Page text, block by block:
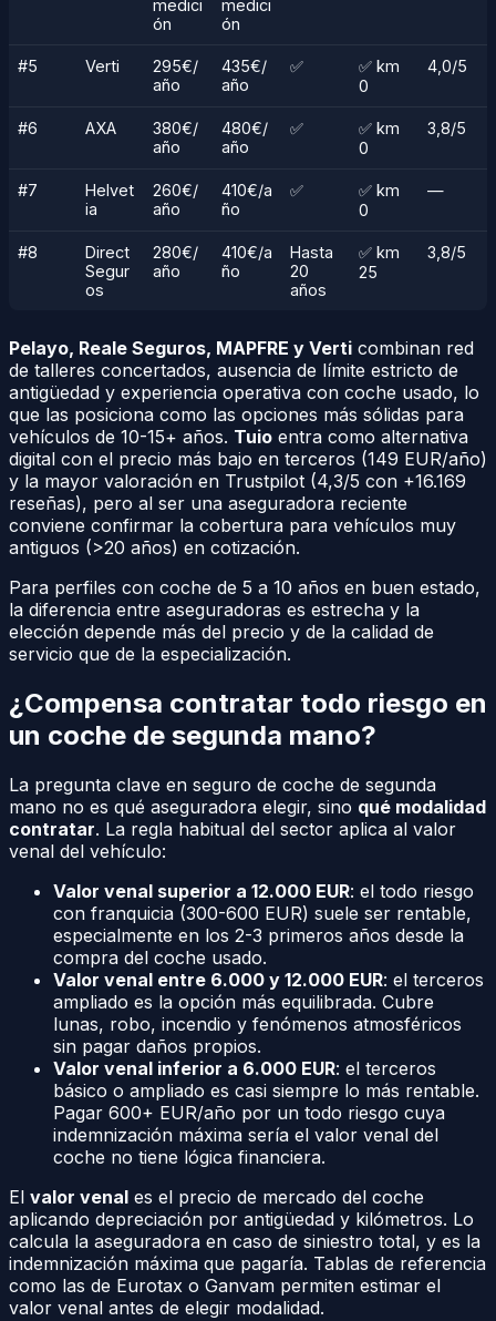
medici
ón
medici
ón
#5 Verti
295€/
año
435€/
año
✅
✅ km
0
4,0/5
#6 AXA
380€/
año
480€/
año
✅
✅ km
0
3,8/5
#7
Helvet
ia
260€/
año
410€/a
ño
✅
✅ km
0
—
#8
Direct
Segur
os
280€/
año
410€/a
ño
Hasta
20
años
✅ km
25
3,8/5
Pelayo, Reale Seguros, MAPFRE y Verti combinan red
de talleres concertados, ausencia de límite estricto de
antigüedad y experiencia operativa con coche usado, lo
que las posiciona como las opciones más sólidas para
vehículos de 10-15+ años. Tuio entra como alternativa
digital con el precio más bajo en terceros (149 EUR/año)
y la mayor valoración en Trustpilot (4,3/5 con +16.169
reseñas), pero al ser una aseguradora reciente
conviene confirmar la cobertura para vehículos muy
antiguos (>20 años) en cotización.
Para perfiles con coche de 5 a 10 años en buen estado,
la diferencia entre aseguradoras es estrecha y la
elección depende más del precio y de la calidad de
servicio que de la especialización.
¿Compensa contratar todo riesgo en
un coche de segunda mano?
La pregunta clave en seguro de coche de segunda
mano no es qué aseguradora elegir, sino qué modalidad
contratar. La regla habitual del sector aplica al valor
venal del vehículo:
Valor venal superior a 12.000 EUR: el todo riesgo
con franquicia (300-600 EUR) suele ser rentable,
especialmente en los 2-3 primeros años desde la
compra del coche usado.
Valor venal entre 6.000 y 12.000 EUR: el terceros
ampliado es la opción más equilibrada. Cubre
lunas, robo, incendio y fenómenos atmosféricos
sin pagar daños propios.
Valor venal inferior a 6.000 EUR: el terceros
básico o ampliado es casi siempre lo más rentable.
Pagar 600+ EUR/año por un todo riesgo cuya
indemnización máxima sería el valor venal del
coche no tiene lógica financiera.
El valor venal es el precio de mercado del coche
aplicando depreciación por antigüedad y kilómetros. Lo
calcula la aseguradora en caso de siniestro total, y es la
indemnización máxima que pagaría. Tablas de referencia
como las de Eurotax o Ganvam permiten estimar el
valor venal antes de elegir modalidad.